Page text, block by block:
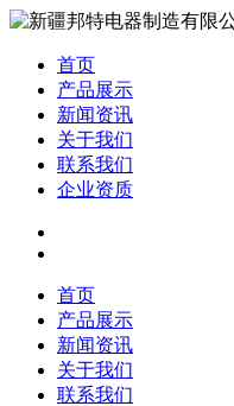
首页
产品展示
新闻资讯
关于我们
联系我们
企业资质
首页
产品展示
新闻资讯
关于我们
联系我们